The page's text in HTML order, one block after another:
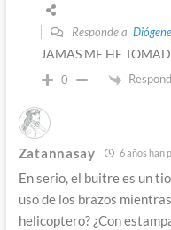
Responde a
JAMAS ME HE
0
Zatannasay 6 años han
En serio, el buitre es un
uso de los brazos
helicoptero? ¿Con